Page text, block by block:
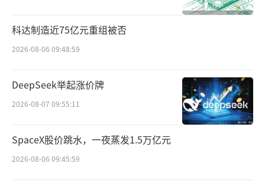
值得注意的是，《中国跨境电商品牌影响
力榜（2023/10）》显示，时尚电商平台SHEIN
（希音）搜索热度高达16.5万，独立站自然流
量高达1.64亿，位居榜单第一。投资银行Piper
Sandler的秋季调研报告显示，SHEIN为美国年
轻人最受欢迎的购物网站第2位，位列美国年轻
人最受欢迎的服装品牌第4位。
科达制造近75亿元重组被否
2026-08-06 09:48:59
DeepSeek举起涨价牌
2026-08-07 09:55:11
SpaceX股价跳水，一夜蒸发1.5万亿元
2026-08-06 09:45:59